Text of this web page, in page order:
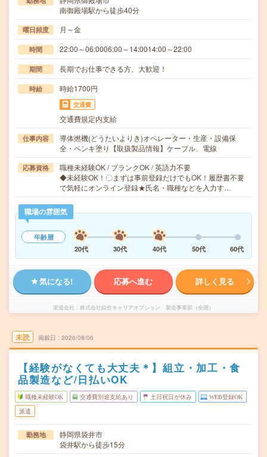
南御殿場駅から徒歩40分
曜日頻度 月～金
時間 22:00～06:0006:00～14:0014:00～22:00
期間 長期でお仕事できる方、大歓迎！
時給 時給1700円
交通費
交通費規定内支給
仕事内容
導体撚機(どうたいよりき)オペレーター・生産・設備保
全・ペンキ塗り【取扱製品情報】ケーブル、電線
応募資格
職種未経験OK / ブランクOK / 英語力不要
◆未経験OK！〇まずは事前登録だけでもOK！履歴書不要
で気軽にオンライン登録★氏名・職種などを入力す…
職場の雰囲気
年齢層
20代
30代 40代 50代 60代
気になる! 応募へ進む 詳しく見る
派遣会社 株式会社綜合キャリアオプション 製造事業部（全国）
未読 掲載日 2026/08/06
【経験がなくても大丈夫＊】組立・加工・食
品製造など/日払いOK
職種未経験OK 交通費別途支給あり 土日祝日が休み WEB登録OK
派遣
勤務地
静岡県袋井市
袋井駅から徒歩15分